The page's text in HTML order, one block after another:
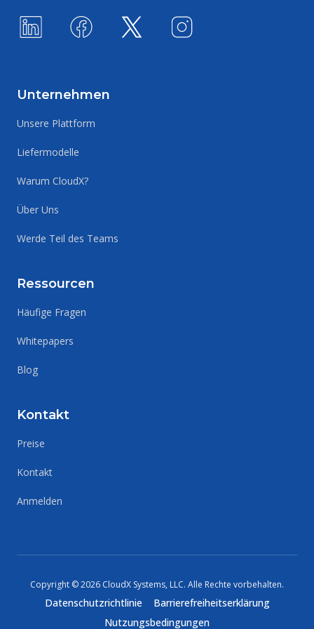
Unternehmen
Unsere Plattform
Liefermodelle
Warum CloudX?
Über Uns
Werde Teil des Teams
Ressourcen
Häufige Fragen
Whitepapers
Blog
Kontakt
Preise
Kontakt
Anmelden
Copyright ©2026 CloudX Systems, LLC. Alle Rechte vorbehalten.
Datenschutzrichtlinie
Barrierefreiheitserklärung
Nutzungsbedingungen